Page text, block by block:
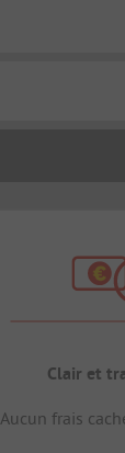
Clair et
Aucun frais